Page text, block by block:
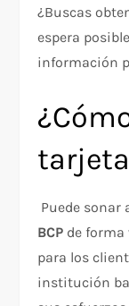
¿Buscas
espera
información
Puede sonar
BCP de forma
para los
institución